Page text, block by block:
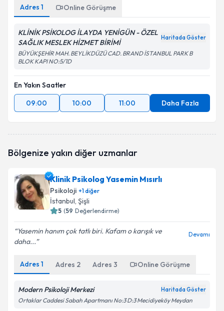
Adres 1 Online Görüşme
KLİNİK PSİKOLOG İLAYDA YENİGÜN - ÖZEL
SAĞLIK MESLEK HİZMET BİRİMİ
Haritada Göster
BÜYÜKŞEHİR MAH. BEYLİKDÜZÜ CAD. BRAND İSTANBUL PARK B
BLOK KAPI NO:5/1D
En Yakın Saatler
09:00
10:00 11:00 Daha Fazla
Bölgenize yakın diğer uzmanlar
Klinik Psikolog Yasemin Mısırlı
Psikoloji +1diğer
İstanbul, Şişli
5 (59 Değerlendirme)
Yasemin hanım çok tatlı biri. Kafam o karışık ve
daha...
Devamı
Adres 1 Adres 2 Adres 3 Online Görüşme
Modern Psikoloji Merkezi Haritada Göster
Ortaklar Caddesi Sabah Apartmanı No:3 D:3 Mecidiyeköy Meydan